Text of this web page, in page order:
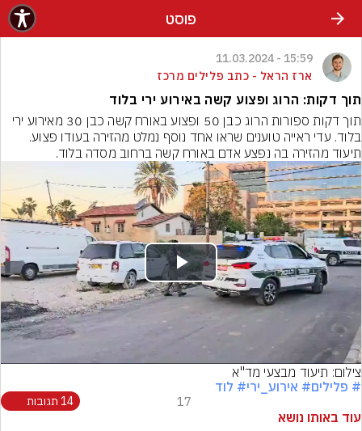
פוסט
15:59 - 11.03.2024
ארז הראל - כתב פלילים מרכז
תוך דקות: הרוג ופצוע קשה באירוע ירי בלוד
תיעוד מהזירה בה נפצע אדם באורח קשה ברחוב מסדה בלוד.
Play
Video
צילום: תיעוד מבצעי מד"א
# פלילים# אירוע_ירי# לוד
17 14 תגובות
עוד באותו נושא